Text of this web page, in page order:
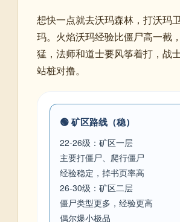
想快一点就去沃玛森林，打沃玛
玛。火焰沃玛经验比僵尸高一截
猛，法师和道士要风筝着打，战
站桩对撸。
🟢 矿区路线（稳）
22-26级：矿区一层
主要打僵尸、爬行僵尸
经验稳定，掉书页率高
26-30级：矿区二层
僵尸类型更多，经验更高
偶尔爆小极品